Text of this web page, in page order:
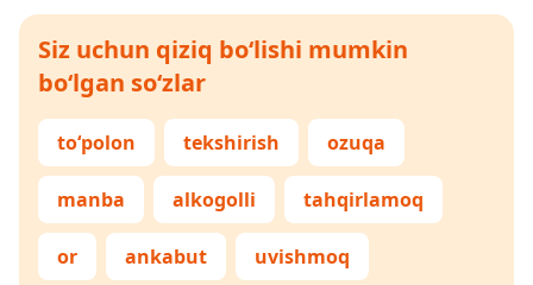
Siz uchun qiziq bo‘lishi mumkin
bo‘lgan so‘zlar
to‘polon tekshirish ozuqa
manba alkogolli tahqirlamoq
or ankabut uvishmoq